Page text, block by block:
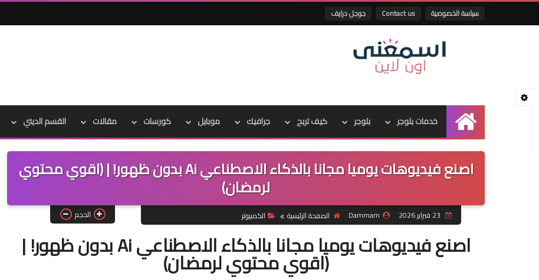
سياسة الخصوصية Contact us جوجل درايف
الرئيسية
خدمات بلوجر بلوجر كيف تربح جرافيك موبايل كورسات مقالات القسم الديني
اصنع فيديوهات يوميا مجانا بالذكاء الاصطناعي Ai بدون ظهور! | (اقوي محتوي
لرمضان)
Dammam الصفحة الرئيسية الكمبيوتر الحجم
اصنع فيديوهات يوميا مجانا بالذكاء الاصطناعي Ai بدون ظهور! |
(اقوي محتوي لرمضان)